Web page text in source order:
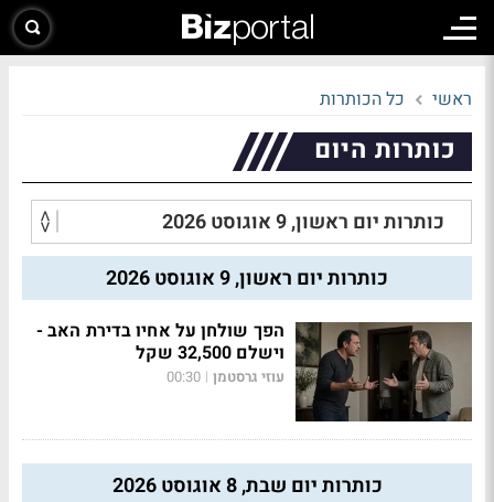
ראשי כל הכותרות
כותרות היום
כותרות יום ראשון, 9 אוגוסט 2026
הפך שולחן על אחיו בדירת האב -
וישלם 32,500 שקל
עוזי גרסטמן |
00:30
כותרות יום שבת, 8 אוגוסט 2026